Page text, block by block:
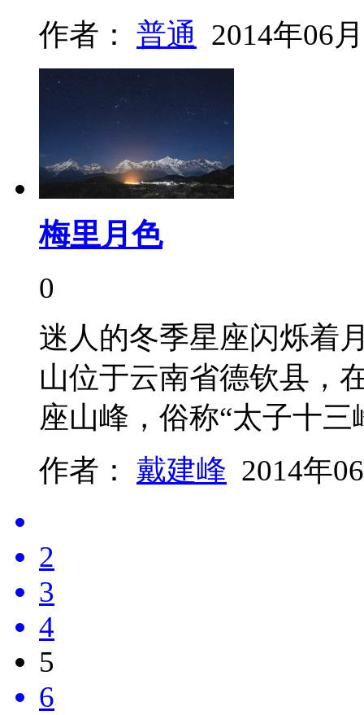
作者： 普通 2014年06
梅里月色
0
迷人的冬季星座闪烁着
山位于云南省德钦县，
座山峰，俗称“太子十
作者： 戴建峰 2014年
2
3
4
5
6